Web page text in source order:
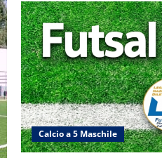
Calcio a 5 Maschile